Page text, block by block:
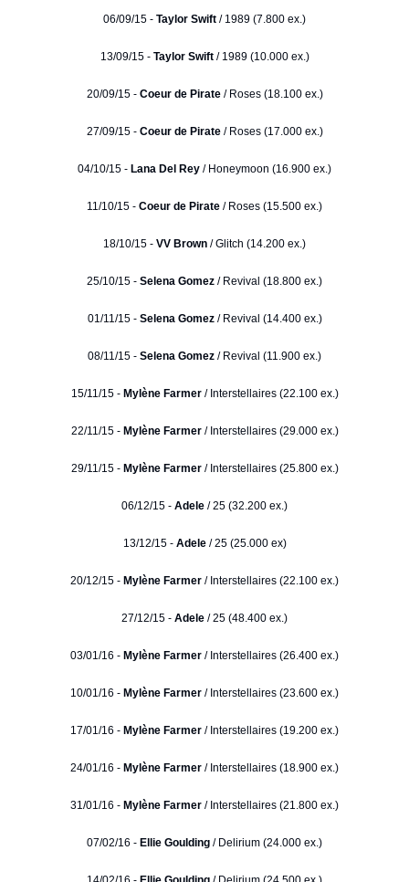
06/09/15 - Taylor Swift / 1989 (7.800 ex.)
13/09/15 - Taylor Swift / 1989 (10.000 ex.)
20/09/15 - Coeur de Pirate/ Roses (18.100 ex.)
27/09/15 - Coeur de Pirate/ Roses (17.000 ex.)
04/10/15 - Lana Del Rey / Honeymoon (16.900 ex.)
11/10/15 - Coeur de Pirate / Roses (15.500 ex.)
18/10/15 - VV Brown / Glitch (14.200 ex.)
25/10/15 - Selena Gomez / Revival (18.800 ex.)
01/11/15 - Selena Gomez/ Revival (14.400 ex.)
08/11/15 - Selena Gomez / Revival (11.900 ex.)
15/11/15 - Mylène Farmer/ Interstellaires (22.100 ex.)
22/11/15 - Mylène Farmer/ Interstellaires (29.000 ex.)
29/11/15 - Mylène Farmer/ Interstellaires (25.800 ex.)
06/12/15 - Adele / 25 (32.200 ex.)
13/12/15 - Adele / 25 (25.000 ex)
20/12/15 - Mylène Farmer / Interstellaires (22.100 ex.)
27/12/15 - Adele / 25 (48.400 ex.)
03/01/16 - Mylène Farmer / Interstellaires (26.400 ex.)
10/01/16 - Mylène Farmer / Interstellaires (23.600 ex.)
17/01/16 - Mylène Farmer / Interstellaires (19.200 ex.)
24/01/16 - Mylène Farmer / Interstellaires (18.900 ex.)
31/01/16 - Mylène Farmer / Interstellaires (21.800 ex.)
07/02/16 - Ellie Goulding / Delirium (24.000 ex.)